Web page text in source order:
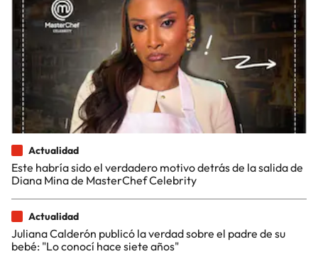
Actualidad
Este habría sido el verdadero motivo detrás de la salida de
Diana Mina de MasterChef Celebrity
Actualidad
Juliana Calderón publicó la verdad sobre el padre de su
bebé: "Lo conocí hace siete años"